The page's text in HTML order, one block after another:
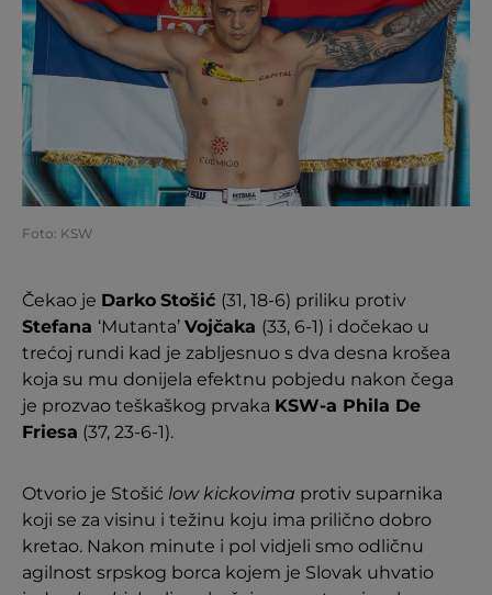
Foto: KSW
Čekao je Darko Stošić (31, 18-6) priliku protiv
Stefana ‘Mutanta’ Vojčaka (33, 6-1) i dočekao u
trećoj rundi kad je zabljesnuo s dva desna krošea
koja su mu donijela efektnu pobjedu nakon čega
je prozvao teškaškog prvaka KSW-a Phila De
Friesa (37, 23-6-1).
Otvorio je Stošić low kickovima protiv suparnika
koji se za visinu i težinu koju ima prilično dobro
kretao. Nakon minute i pol vidjeli smo odličnu
agilnost srpskog borca kojem je Slovak uhvatio